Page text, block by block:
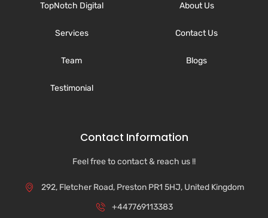
TopNotch Digital
Services
Team
Testimonial
About Us
Contact Us
Blogs
Contact Information
Feel free to contact & reach us !!
292, Fletcher Road, Preston PR1 5HJ, United Kingdom
+447769113383